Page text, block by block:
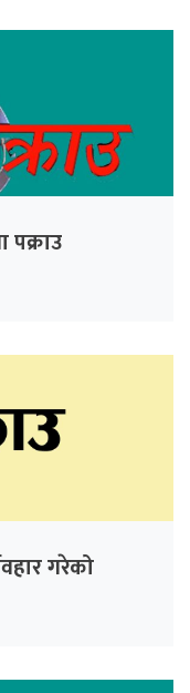
पक्राउ
गरेको